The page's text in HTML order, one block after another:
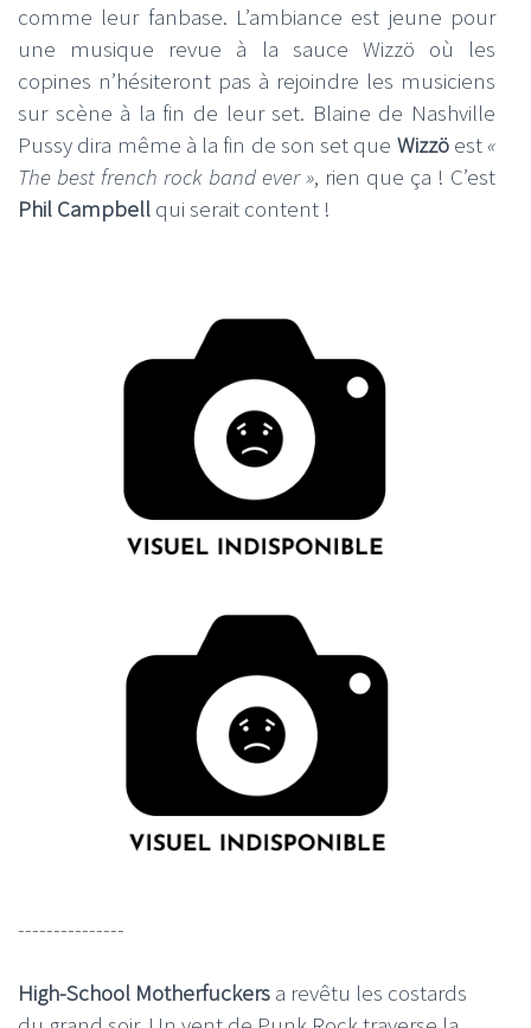
comme leur fanbase. L’ambiance est jeune pour
une musique revue à la sauce Wizzö où les
copines n’hésiteront pas à rejoindre les musiciens
sur scène à la fin de leur set. Blaine de Nashville
Pussy dira même à la fin de son set que Wizzöest«
The best french rock band ever », rien que ça ! C’est
Phil Campbell qui serait content !
---------------
High-School Motherfuckers a revêtu les costards